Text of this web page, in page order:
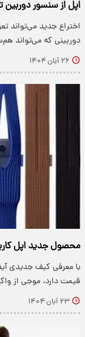
اپل از سنسور
اختراع جدید می‌تواند
دوربینی که می‌تواند
۲۶ آبان ۱۴۰۴
محصول جدید اپل
قیمت دارد، موجی از
۲۳ آبان ۱۴۰۴